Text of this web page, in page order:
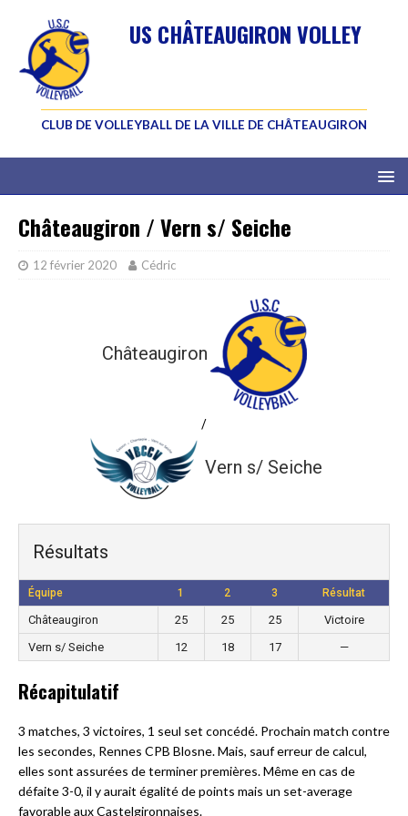
US CHÂTEAUGIRON VOLLEY
CLUB DE VOLLEYBALL DE LA VILLE DE CHÂTEAUGIRON
Châteaugiron / Vern s/ Seiche
12 février 2020 Cédric
Châteaugiron
/
Vern s/ Seiche
Résultats
Équipe 1 2 3 Résultat
Châteaugiron 25 25 25
Victoire
Vern s/ Seiche
12 18 17 —
Récapitulatif
3 matches, 3 victoires, 1 seul set concédé. Prochain match contre
les secondes, Rennes CPB Blosne. Mais, sauf erreur de calcul,
elles sont assurées de terminer premières. Même en cas de
défaite 3-0, il y aurait égalité de points mais un set-average
favorable aux Castelgironnaises.